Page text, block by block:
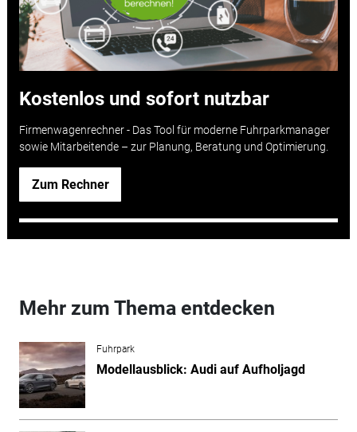
Kostenlos und sofort nutzbar
Firmenwagenrechner - Das Tool für moderne Fuhrparkmanager
sowie Mitarbeitende – zur Planung, Beratung und Optimierung.
Zum Rechner
Mehr zum Thema entdecken
Fuhrpark
Modellausblick: Audi auf Aufholjagd